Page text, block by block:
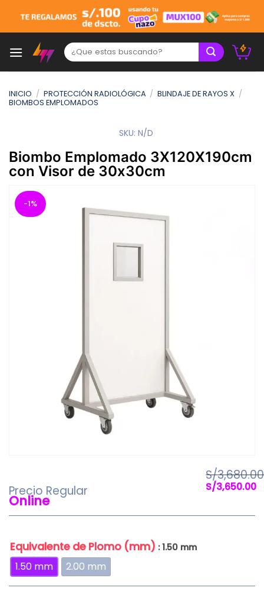
content
Buscar:
INICIO / PROTECCIÓN RADIOLÓGICA / BLINDAJE DE RAYOS X /
BIOMBOS EMPLOMADOS
SKU: N/D
Biombo Emplomado 3X120X190cm
con Visor de 30x30cm
-1%
Precio Regular
Online
Equivalente de Plomo (mm) : 1.50 mm
1.50 mm 2.00 mm
S/3,680.00
El
precio
era:
S/3,650.00
El
actual